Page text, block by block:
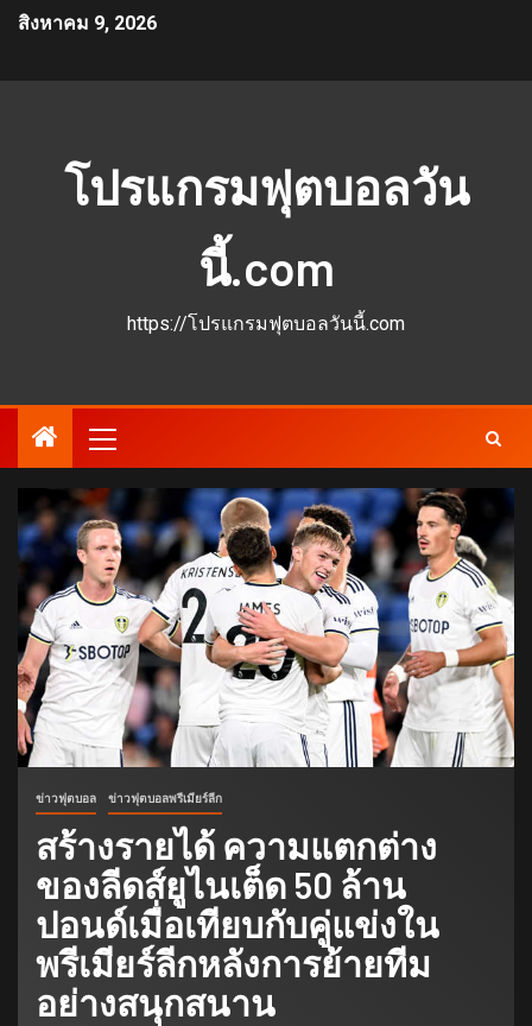
สิงหาคม 9, 2026
โปรแกรมฟุตบอลวัน
นี้.com
https://โปรแกรมฟุตบอลวันนี้.com
ข่าวฟุตบอล ข่าวฟุตบอลพรีเมียร์ลีก
สร้างรายได้ ความแตกต่าง
ของลีดส์ยูไนเต็ด 50 ล้าน
ปอนด์เมื่อเทียบกับคู่แข่งใน
พรีเมียร์ลีกหลังการย้ายทีม
อย่างสนุกสนาน